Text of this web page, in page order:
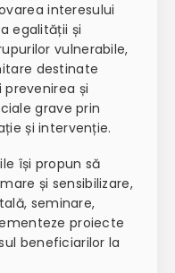
interesului
egalității și
vulnerabile,
destinate
și
grave prin
și intervenție.
își propun să
și sensibilizare,
seminare,
proiecte
beneficiarilor la